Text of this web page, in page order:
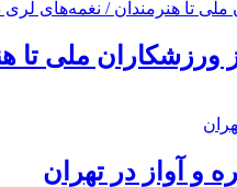
ورزشکاران ملی تا
و آواز در تهران